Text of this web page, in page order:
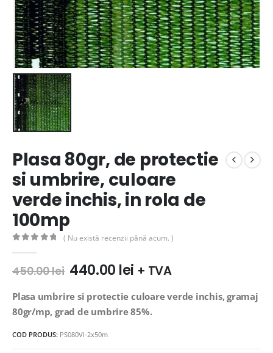
Plasa 80gr, de protectie
si umbrire, culoare
verde inchis, in rola de
100mp
( Nu există recenzii până acum. )
450.00lei Prețul
a
fost:
440.00 leiPrețul
este:
440.00 lei.
+ TVA
Plasa umbrire si protectie culoare verde inchis, gramaj
80gr/mp, grad de umbrire 85%.
COD PRODUS: PS080VI-2x50m